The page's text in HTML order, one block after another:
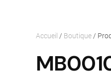
Accueil / Boutique /